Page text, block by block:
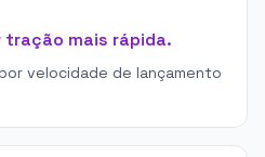
mais rápida.
velocidade de lançamento